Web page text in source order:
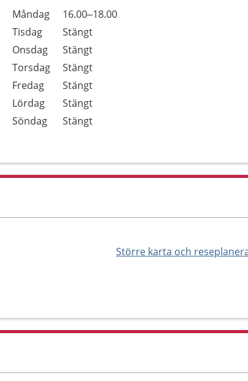
Dag
Öppettider
Kommentarer
Måndag
16.00–18.00
Tisdag
Stängt
Onsdag
Stängt
Torsdag
Stängt
Fredag
Stängt
Lördag
Stängt
Söndag
Stängt
Större karta och